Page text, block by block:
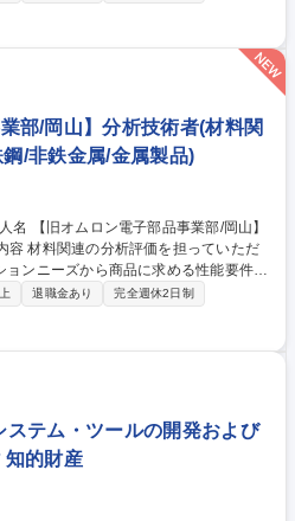
り改善、生産性向上、設備最適化） ■
支援 ■国内外工場との連携によるグロ
要な実験計画立案、データ解析、品質
部/岡山】分析技術者(材料関
/非鉄金属/金属製品)
制御方針決定、材料課題抽出と技術開
の分析・評価、不具合メカニズム解明
社外協創による価値創出 募集職種
】分析技術者（材料関連）
退職金あり
完全週休2日制
テム・ツールの開発および
知的財産